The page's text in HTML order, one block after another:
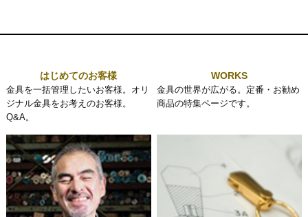
はじめてのお客様
金具を一括管理したいお客様。オリ
ジナル金具をお考えのお客様。
Q&A。
WORKS
金具の世界が広がる。定番・お勧め
商品の特集ページです。